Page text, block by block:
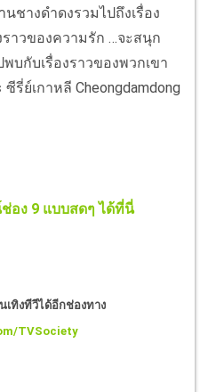
ชางดำดงรวมไปถึงเรื่อง
าวของความรัก …จะสนุก
บกับเรื่องราวของพวกเขา
รี่ย์เกาหลี Cheongdamdong
อง 9 แบบสดๆ ได้ที่นี่
เทิงทีวีได้อีกช่องทาง
TVSociety